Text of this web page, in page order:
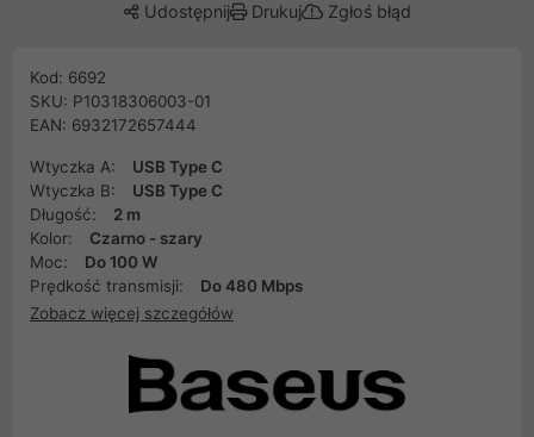
Udostępnij Drukuj Zgłoś błąd
Kod: 6692
SKU: P10318306003-01
EAN: 6932172657444
Wtyczka A:
USB Type C
Wtyczka B:
USB Type C
Długość:
2 m
Kolor:
Czarno - szary
Moc:
Do 100 W
Prędkość transmisji:
Do 480 Mbps
Zobacz więcej szczegółów